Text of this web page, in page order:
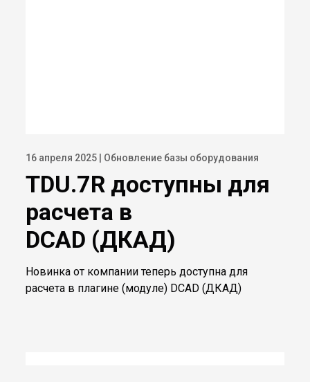
16 апреля 2025 | Обновление базы оборудования
TDU.7R доступны для
расчета в
DCAD (ДКАД)
Новинка от компании теперь доступна для
расчета в плагине (модуле) DCAD (ДКАД)